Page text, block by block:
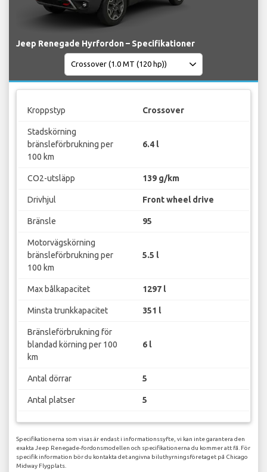
Jeep Renegade Hyrfordon – Specifikationer
Kroppstyp Crossover
Stadskörning
bränsleförbrukning per
100 km
6.4 l
CO2-utsläpp 139 g/km
Drivhjul Front wheel drive
Bränsle 95
Motorvägskörning
bränsleförbrukning per
100 km
5.5 l
Max bålkapacitet 1297 l
Minsta trunkkapacitet 351 l
Bränsleförbrukning för
blandad körning per 100
km
6 l
Antal dörrar 5
Antal platser 5
Specifikationerna som visas är endast i informationssyfte, vi kan inte garantera den
exakta Jeep Renegade-fordonsmodellen och specifikationerna du kommer att få. För
specifik information bör du kontakta det angivna biluthyrningsföretaget på Chicago
Midway Flygplats.